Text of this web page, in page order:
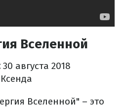
Вселенной
30 августа 2018
Вселенной" – это